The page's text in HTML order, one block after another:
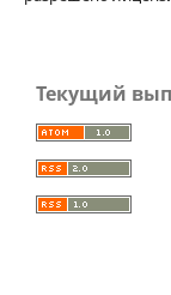
Текущий